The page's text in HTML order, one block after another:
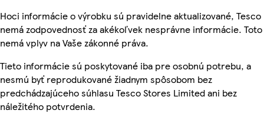
Hoci informácie o výrobku sú pravidelne aktualizované, Tesco
nemá zodpovednosť za akékoľvek nesprávne informácie. Toto
nemá vplyv na Vaše zákonné práva.
Tieto informácie sú poskytované iba pre osobnú potrebu, a
nesmú byť reprodukované žiadnym spôsobom bez
predchádzajúceho súhlasu Tesco Stores Limited ani bez
náležitého potvrdenia.